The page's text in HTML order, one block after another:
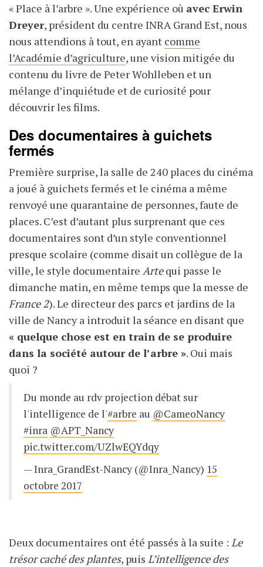
« Place à l’arbre ». Une expérience où avec Erwin
Dreyer, président du centre INRA Grand Est, nous
nous attendions à tout, en ayant comme
l’Académie d’agriculture, une vision mitigée du
contenu du livre de Peter Wohlleben et un
mélange d’inquiétude et de curiosité pour
découvrir les films.
Des documentaires à guichets
fermés
Première surprise, la salle de 240 places du cinéma
a joué à guichets fermés et le cinéma a même
renvoyé une quarantaine de personnes, faute de
places. C’est d’autant plus surprenant que ces
documentaires sont d’un style conventionnel
presque scolaire (comme disait un collègue de la
ville, le style documentaire Artequi passe le
dimanche matin, en même temps que la messe de
France 2). Le directeur des parcs et jardins de la
ville de Nancy a introduit la séance en disant que
« quelque chose est en train de se produire
dans la société autour de l’arbre ». Oui mais
quoi ?
Du monde au rdv projection débat sur
l'intelligence de l'#arbre au @CameoNancy
#inra @APT_Nancy
pic.twitter.com/UZlwEQYdqy
— Inra_GrandEst-Nancy (@Inra_Nancy) 15
octobre 2017
Deux documentaires ont été passés à la suite : Le
trésor caché des plantes, puis L’intelligence des